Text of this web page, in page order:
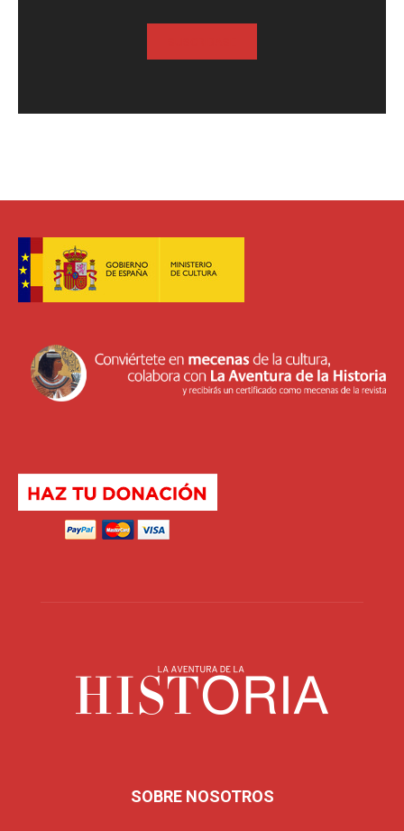
SOBRE NOSOTROS